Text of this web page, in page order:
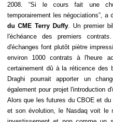
2008. “Si le cours fait une
temporairement les négociations”, a
du CME Terry Duffy . Un premier
l'échéance des premiers
d'échanges font plutôt piètre
environ 1000 contrats à l'heure
certainement dû à la réticence des
Draghi pourrait apporter un
également pour projet l'introduction
Alors que les futures du CBOE et
et son évolution, le Nasdaq voit le